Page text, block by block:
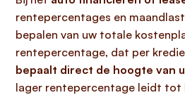
rentepercentages en
bepalen van uw totale
rentepercentage, dat per
bepaalt direct de hoogte van
lager rentepercentage leidt tot